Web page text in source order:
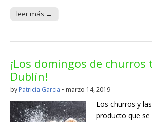
leer más →
¡Los domingos de churros
Dublín!
by Patricia Garcia • marzo 14, 2019
Los churros y
producto que se